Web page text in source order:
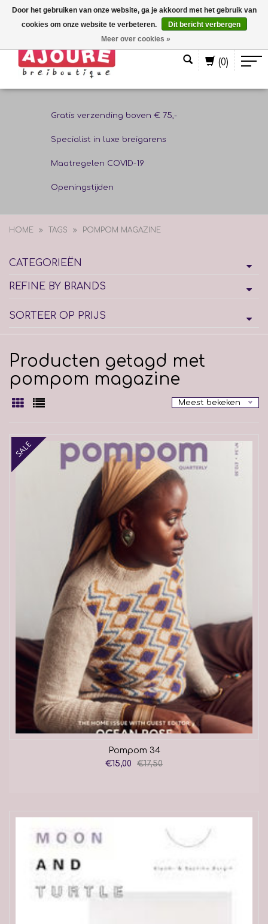
(0)
Gratis verzending boven € 75,-
Specialist in luxe breigarens
Maatregelen COVID-19
Openingstijden
HOME TAGS POMPOM MAGAZINE
CATEGORIEËN
REFINE BY BRANDS
SORTEER OP PRIJS
Producten getagd met
pompom magazine
Meest bekeken
SALE
Pompom 34
€15,00
€17,50
Door het gebruiken van onze website, ga je akkoord met het gebruik van
cookies om onze website te verbeteren.
Dit bericht verbergen
Meer over cookies »